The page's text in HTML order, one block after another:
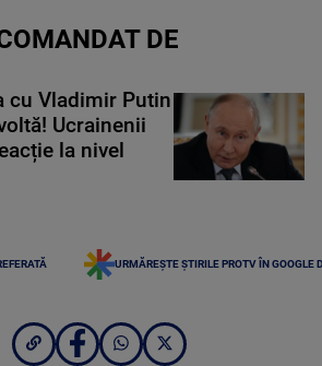
DE
cu Vladimir Putin
Ucrainenii
la nivel
URMĂREȘTE ȘTIRILE PROTV ÎN GOOGLE